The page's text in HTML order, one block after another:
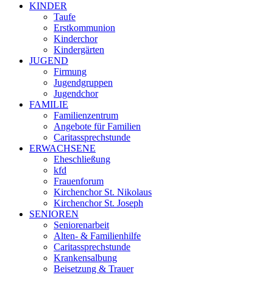
KINDER
Taufe
Erstkommunion
Kinderchor
Kindergärten
JUGEND
Firmung
Jugendgruppen
Jugendchor
FAMILIE
Familienzentrum
Angebote für Familien
Caritassprechstunde
ERWACHSENE
Eheschließung
kfd
Frauenforum
Kirchenchor St. Nikolaus
Kirchenchor St. Joseph
SENIOREN
Seniorenarbeit
Alten- & Familienhilfe
Caritassprechstunde
Krankensalbung
Beisetzung & Trauer